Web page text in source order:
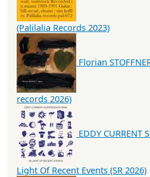
(Palilalia Records 2023)
Florian
records 2026)
EDDY CURRENT
Light Of Recent Events (SR 2026)